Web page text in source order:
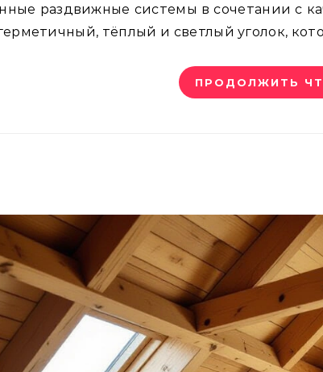
раздвижные системы в сочетании с
тёплый и светлый уголок,
ПРОДОЛЖИТЬ